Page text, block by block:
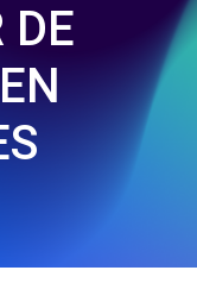
DE